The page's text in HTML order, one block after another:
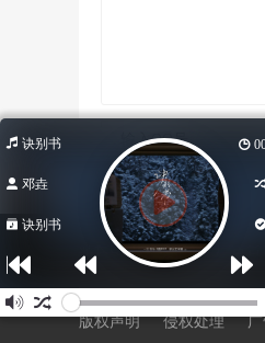
站长QQ596508734，广
版权声明 侵权处理
诀别书
邓垚
诀别书